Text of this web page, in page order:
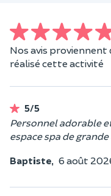
Nos avis
réalisé cette activité
5/5
Personnel adorable
espace spa de
Baptiste, 6 août